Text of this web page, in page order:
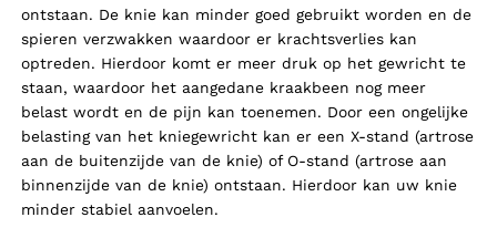
ontstaan. De knie kan minder goed gebruikt worden en de
spieren verzwakken waardoor er krachtsverlies kan
optreden. Hierdoor komt er meer druk op het gewricht te
staan, waardoor het aangedane kraakbeen nog meer
belast wordt en de pijn kan toenemen. Door een ongelijke
belasting van het kniegewricht kan er een X-stand (artrose
aan de buitenzijde van de knie) of O-stand (artrose aan
binnenzijde van de knie) ontstaan. Hierdoor kan uw knie
minder stabiel aanvoelen.